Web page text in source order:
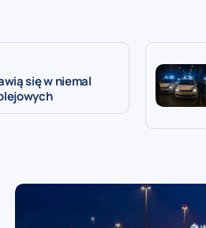
się w niemal